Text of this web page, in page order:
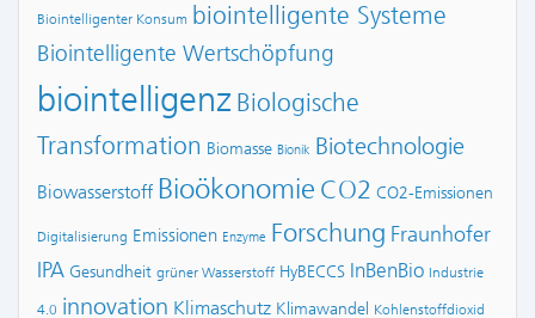
Biointelligenter Konsum biointelligente Systeme
Biointelligente Wertschöpfung
biointelligenz Biologische
Transformation Biomasse Bionik Biotechnologie
Biowasserstoff Bioökonomie CO2 CO2-Emissionen
Digitalisierung Emissionen Enzyme Forschung Fraunhofer
IPA Gesundheit grüner Wasserstoff HyBECCS InBenBio Industrie
4.0 innovation Klimaschutz Klimawandel Kohlenstoffdioxid